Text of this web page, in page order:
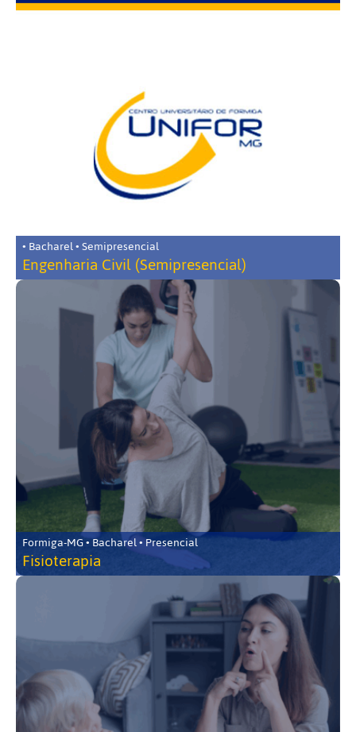
• Bacharel • Semipresencial
Engenharia Civil (Semipresencial)
Formiga-MG • Bacharel • Presencial
Fisioterapia